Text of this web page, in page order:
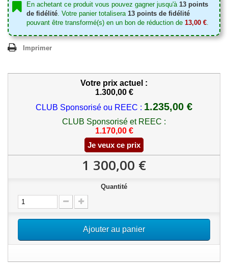
En achetant ce produit vous pouvez gagner jusqu'à 13 points
de fidélité. Votre panier totalisera 13 points de fidélité
pouvant être transformé(s) en un bon de réduction de 13,00 €.
Imprimer
Votre prix actuel :
1.300,00 €
CLUB Sponsorisé ou REEC : 1.235,00 €
CLUB Sponsorisé et REEC :
1.170,00 €
Je veux ce prix
1 300,00 €
Quantité
Ajouter au panier